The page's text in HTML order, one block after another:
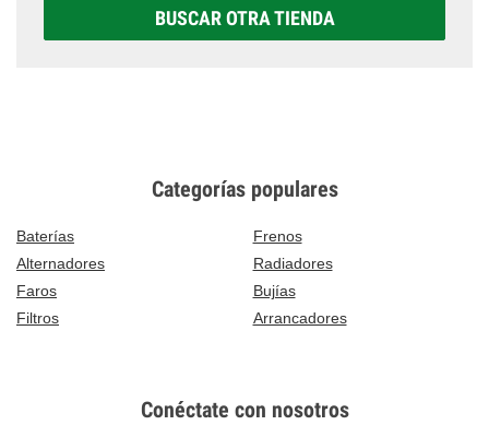
BUSCAR OTRA TIENDA
Categorías populares
Baterías
Frenos
Alternadores
Radiadores
Faros
Bujías
Filtros
Arrancadores
Conéctate con nosotros